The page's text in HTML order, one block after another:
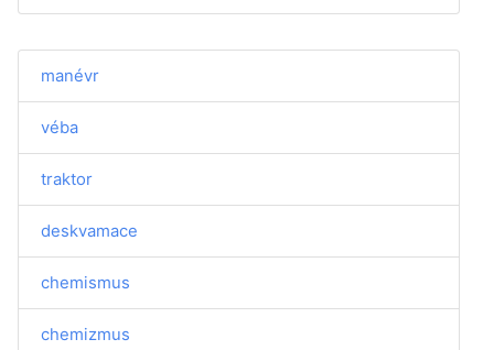
manévr
véba
traktor
deskvamace
chemismus
chemizmus